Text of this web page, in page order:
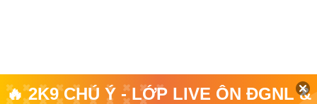
🔥 2K9 CHÚ Ý - LỚP LIVE ÔN ĐGNL &